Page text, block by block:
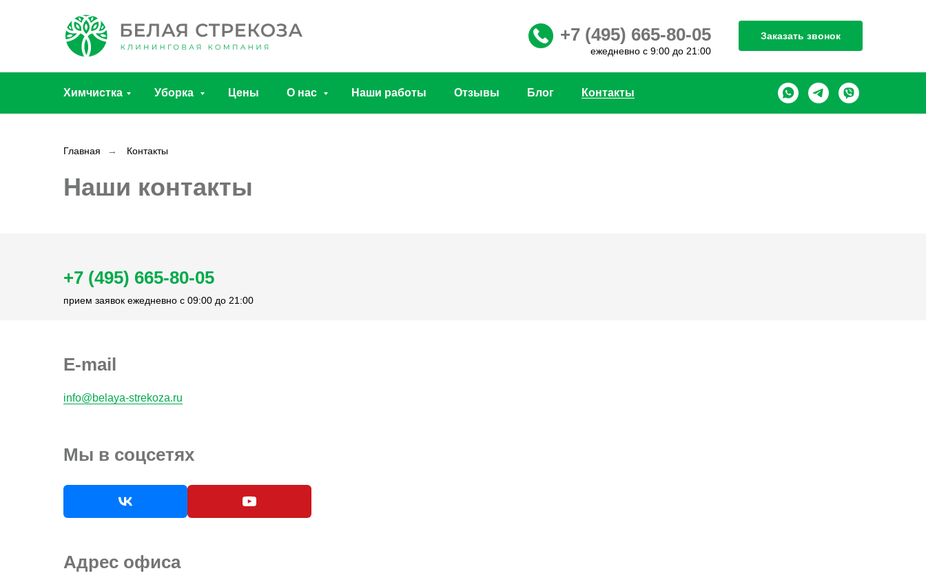
+7 (495) 665-80-05
ежедневно с 9:00 до 21:00
Заказать звонок
Химчистка Уборка Цены О нас Наши работы Отзывы Блог Контакты
Главная → Контакты
Наши контакты
+7 (495) 665-80-05
прием заявок ежедневно с 09:00 до 21:00
E-mail
info@belaya-strekoza.ru
Мы в соцсетях
Адрес офиса